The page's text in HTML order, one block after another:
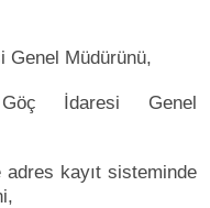
Genel Müdürünü,
İdaresi Genel
adres kayıt sisteminde